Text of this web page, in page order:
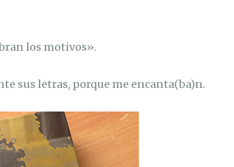
los motivos».
sus letras, porque me encanta(ba)n.